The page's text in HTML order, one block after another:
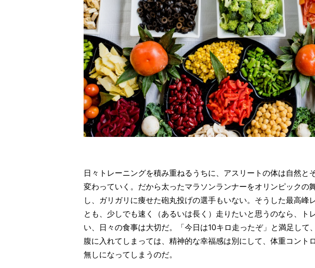
日々トレーニングを積み重ねるうちに、アスリートの体は自然と
変わっていく。だから太ったマラソンランナーをオリンピックの
し、ガリガリに痩せた砲丸投げの選手もいない。そうした最高峰
とも、少しでも速く（あるいは長く）走りたいと思うのなら、ト
い、日々の食事は大切だ。「今日は10キロ走ったぞ」と満足して
腹に入れてしまっては、精神的な幸福感は別にして、体重コント
無しになってしまうのだ。